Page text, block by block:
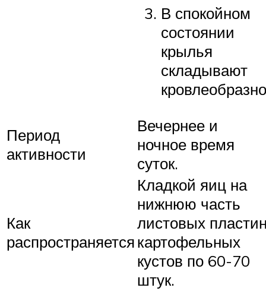
В спокойном
состоянии
крылья
складывают
Период
активности
Вечернее и
ночное время
суток.
Как
распространяется
Кладкой яиц на
нижнюю часть
листовых
картофельных
кустов по 60-70
штук.